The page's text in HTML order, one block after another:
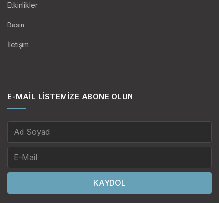
Etkinlikler
Basın
İletişim
E-MAIL LISTEMIZE ABONE OLUN
KAYDOL